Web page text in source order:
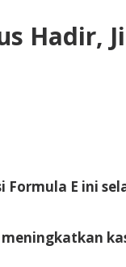
Hadir,
E ini